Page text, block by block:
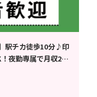
駅チカ徒歩10分♪印
夜勤専属で月収28